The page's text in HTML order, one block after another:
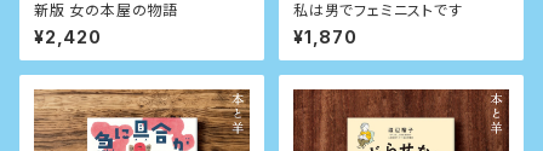
新版 女の本屋の物語
¥2,420
私は男でフェミニストです
¥1,870